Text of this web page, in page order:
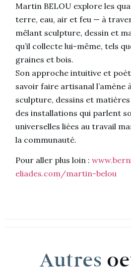
Martin BELOU explore les
terre, eau, air et feu — à
mêlant sculpture, dessin et
qu’il collecte lui-même, tels
graines et bois.
Son approche intuitive et
savoir faire artisanal l’amène
sculpture, dessins et
des installations qui parlent
universelles liées au travail
la communauté.
Pour aller plus loin :
eliades.com/martin-belou
Autres